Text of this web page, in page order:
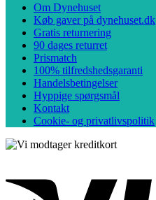
Om Dynehuset
Køb gaver på dynehuset.dk
Gratis returnering
90 dages returret
Prismatch
100% tilfredshedsgaranti
Handelsbetingelser
Hyppige spørgsmål
Kontakt
Cookie- og privatlivspolitik